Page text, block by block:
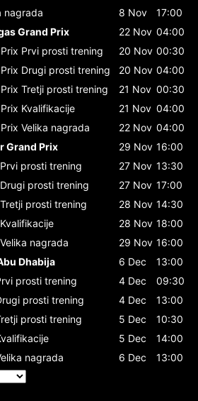
nagrada 8 Nov
17:00
Grand Prix
22 Nov 04:00
Prvi prosti trening 20 Nov 00:30
Drugi prosti trening 20 Nov 04:00
Tretji prosti trening 21 Nov 00:30
Kvalifikacije 21 Nov 04:00
Velika nagrada 22 Nov 04:00
Grand Prix
29 Nov 16:00
Prvi prosti trening 27 Nov 13:30
Drugi prosti trening 27 Nov 17:00
Tretji prosti trening 28 Nov 14:30
Kvalifikacije 28 Nov 18:00
Velika nagrada 29 Nov 16:00
Dhabija
6 Dec
13:00
prosti trening 4 Dec
09:30
prosti trening 4 Dec
13:00
prosti trening 5 Dec
10:30
5 Dec
14:00
nagrada 6 Dec
13:00